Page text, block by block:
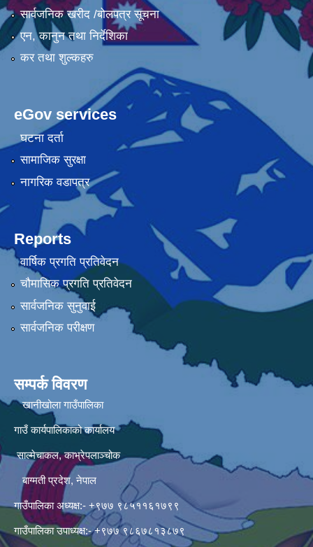
सार्वजनिक खरीद /बोलपत्र सूचना
एन, कानुन तथा निर्देशिका
कर तथा शुल्कहरु
eGov services
घटना दर्ता
सामाजिक सुरक्षा
नागरिक वडापत्र
Reports
वार्षिक प्रगति प्रतिवेदन
चौमासिक प्रगति प्रतिवेदन
सार्वजनिक सुनुवाई
सार्वजनिक परीक्षण
सम्पर्क विवरण
खानीखोला गाउँपालिका
गाउँ कार्यपालिकाको कार्यालय
साल्मेचाकल, काभ्रेपलाञ्चोक
बाग्मती प्रदेश, नेपाल
गाउँपालिका अध्यक्ष:- +९७७ ९८५११६१७९९
गाउँपालिका उपाध्यक्ष:- +९७७ ९८६७८१३८७९